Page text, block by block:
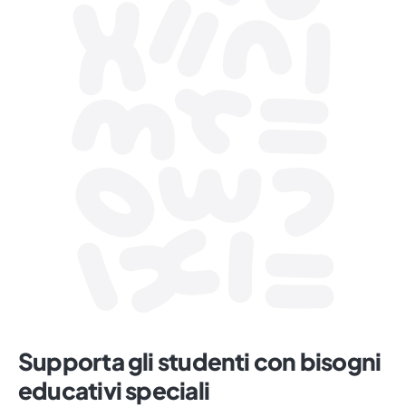
Supporta gli studenti con bisogni
educativi speciali